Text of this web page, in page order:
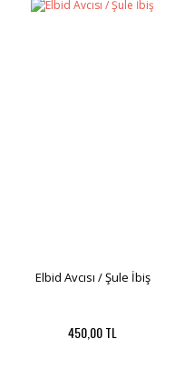
Elbid Avcısı / Şule İbiş
450,00 TL